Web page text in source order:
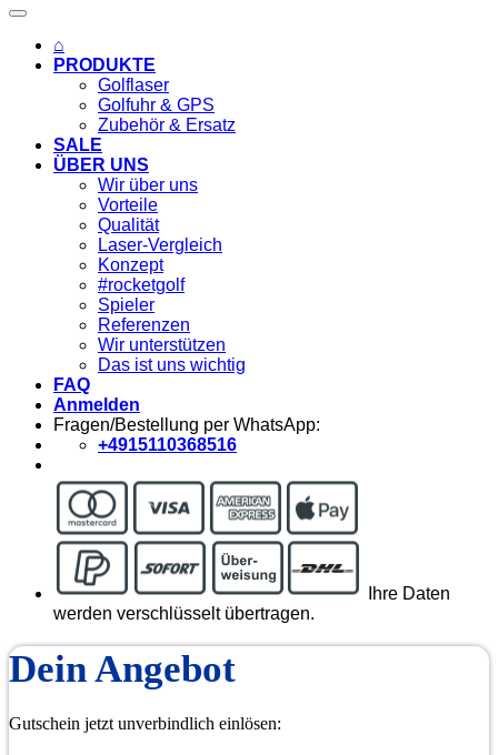
⌂
PRODUKTE
Golflaser
Golfuhr & GPS
Zubehör & Ersatz
SALE
ÜBER UNS
Wir über uns
Vorteile
Qualität
Laser-Vergleich
Konzept
#rocketgolf
Spieler
Referenzen
Wir unterstützen
Das ist uns wichtig
FAQ
Anmelden
Fragen/Bestellung per WhatsApp:
+4915110368516
Ihre Daten
werden verschlüsselt übertragen.
Dein Angebot
Gutschein jetzt unverbindlich einlösen: